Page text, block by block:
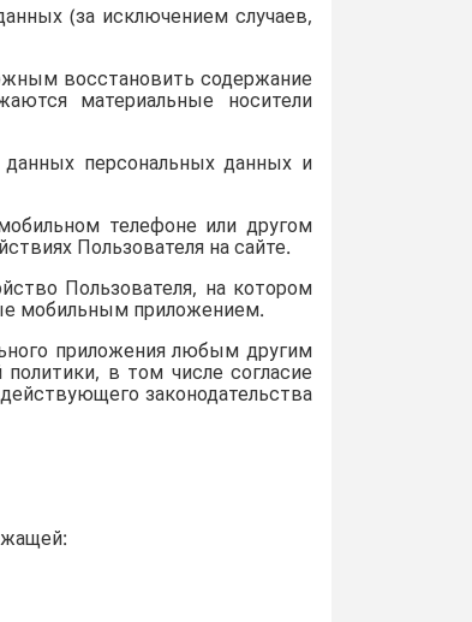
(за исключением случаев,
восстановить содержание
материальные носители
персональных данных и
телефоне или другом
Пользователя на сайте.
Пользователя, на котором
мобильным приложением.
приложения любым другим
в том числе согласие
законодательства